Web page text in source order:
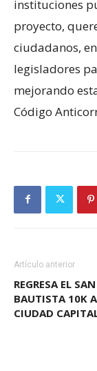
instituciones
proyecto,
ciudadanos,
legisladores
mejorando
Código
Artículo anterior
REGRESA EL
BAUTISTA 10K
CIUDAD